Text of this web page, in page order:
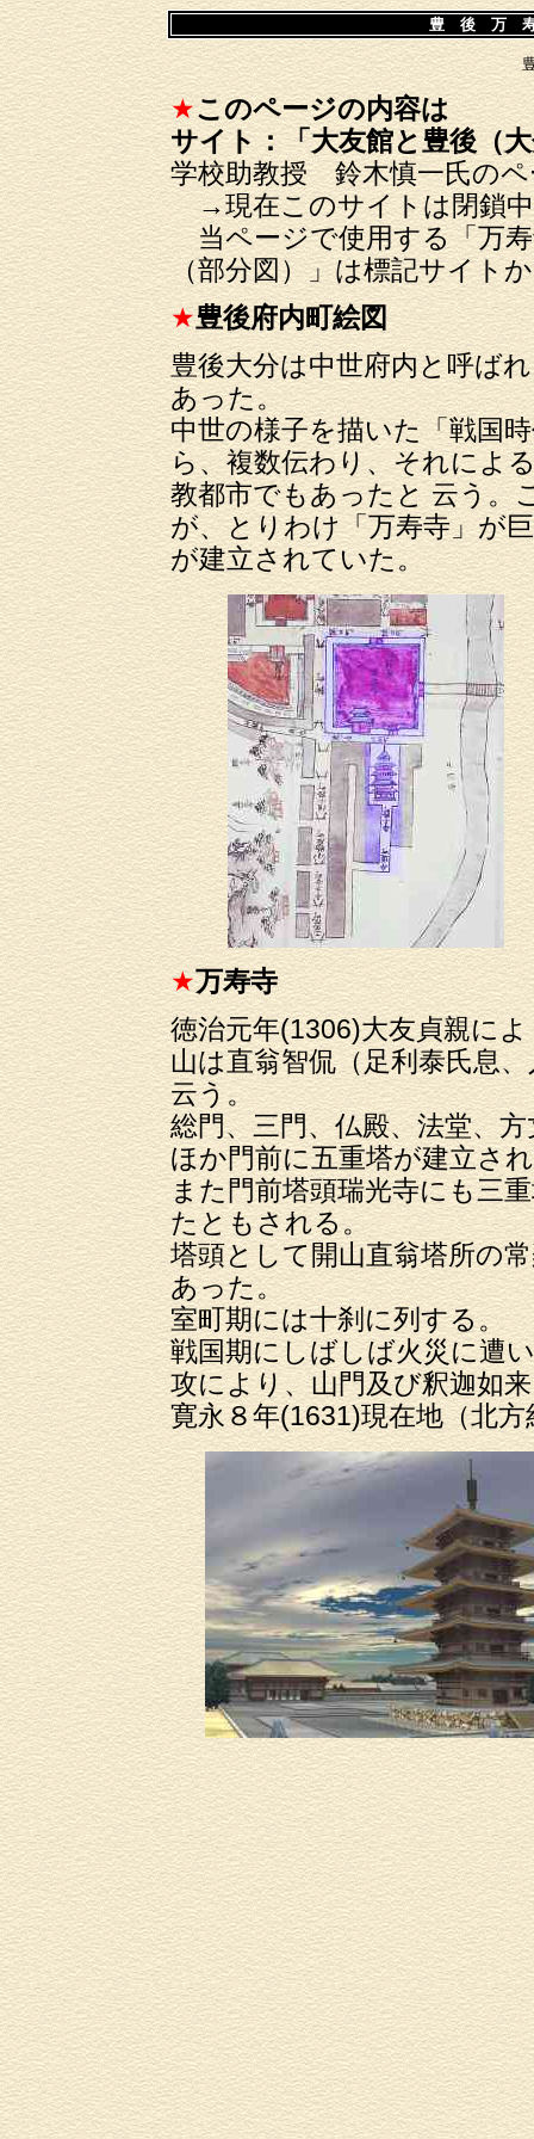
豊 後 万
★このページの内容は
サイト：「大友館と豊後（
学校助教授 鈴木慎一氏のペ
→現在このサイトは閉鎖中
当ページで使用する「万寿
（部分図）」は標記サイト
★豊後府内町絵図
豊後大分は中世府内と呼ば
あった。
中世の様子を描いた「戦国
ら、複数伝わり、それによ
教都市でもあったと 云う。
が、とりわけ「万寿寺」が
が建立されていた。
★万寿寺
徳治元年(1306)大友貞親に
山は直翁智侃（足利泰氏息
云う。
総門、三門、仏殿、法堂、
ほか門前に五重塔が建立さ
また門前塔頭瑞光寺にも三
たともされる。
塔頭として開山直翁塔所の
あった。
室町期には十刹に列する。
戦国期にしばしば火災に遭
攻により、山門及び釈迦如
寛永８年(1631)現在地（北